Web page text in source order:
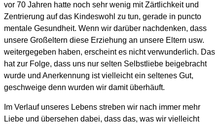
vor 70 Jahren hatte noch sehr wenig mit Zärtlichkeit und
Zentrierung auf das Kindeswohl zu tun, gerade in puncto
mentale Gesundheit. Wenn wir darüber nachdenken, dass
unsere Großeltern diese Erziehung an unsere Eltern usw.
weitergegeben haben, erscheint es nicht verwunderlich. Das
hat zur Folge, dass uns nur selten Selbstliebe beigebracht
wurde und Anerkennung ist vielleicht ein seltenes Gut,
geschweige denn wurden wir damit überhäuft.
Im Verlauf unseres Lebens streben wir nach immer mehr
Liebe und übersehen dabei, dass das, was wir vielleicht